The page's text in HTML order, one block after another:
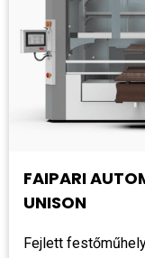
FAIPARI
UNISON
Fejlett